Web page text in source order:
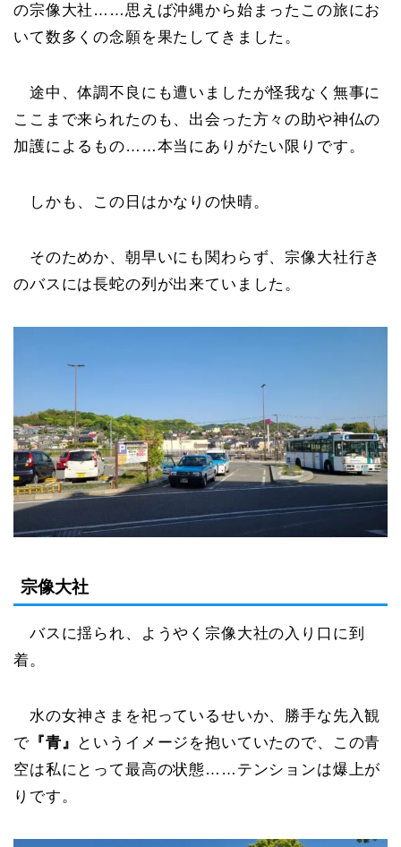
の宗像大社……思えば沖縄から始まったこの旅にお
いて数多くの念願を果たしてきました。
途中、体調不良にも遭いましたが怪我なく無事に
ここまで来られたのも、出会った方々の助や神仏の
加護によるもの……本当にありがたい限りです。
しかも、この日はかなりの快晴。
そのためか、朝早いにも関わらず、宗像大社行き
のバスには長蛇の列が出来ていました。
宗像大社
バスに揺られ、ようやく宗像大社の入り口に到
着。
水の女神さまを祀っているせいか、勝手な先入観
で『青』
というイメージを抱いていたので、この青
空は私にとって最高の状態……テンションは爆上が
りです。